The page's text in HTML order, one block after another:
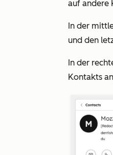
auf andere
In der
und den
In der
Kontakts